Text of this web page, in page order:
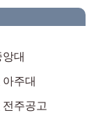
대
주대
주공고